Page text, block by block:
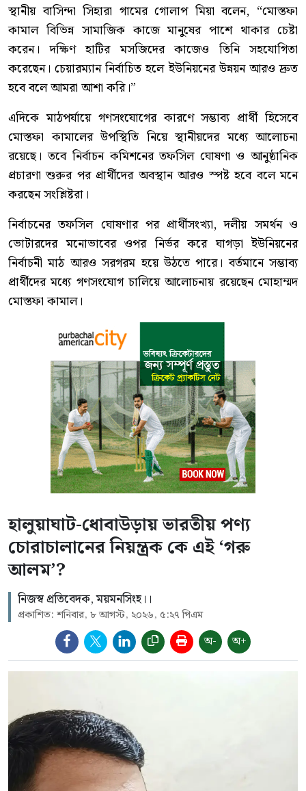
স্থানীয় বাসিন্দা সিহারা গামের গোলাপ মিয়া বলেন, “মোস্তফা
কামাল বিভিন্ন সামাজিক কাজে মানুষের পাশে থাকার চেষ্টা
করেন। দক্ষিণ হাটির মসজিদের কাজেও তিনি সহযোগিতা
করেছেন। চেয়ারম্যান নির্বাচিত হলে ইউনিয়নের উন্নয়ন আরও দ্রুত
হবে বলে আমরা আশা করি।”
এদিকে মাঠপর্যায়ে গণসংযোগের কারণে সম্ভাব্য প্রার্থী হিসেবে
মোস্তফা কামালের উপস্থিতি নিয়ে স্থানীয়দের মধ্যে আলোচনা
রয়েছে। তবে নির্বাচন কমিশনের তফসিল ঘোষণা ও আনুষ্ঠানিক
প্রচারণা শুরুর পর প্রার্থীদের অবস্থান আরও স্পষ্ট হবে বলে মনে
করছেন সংশ্লিষ্টরা।
নির্বাচনের তফসিল ঘোষণার পর প্রার্থীসংখ্যা, দলীয় সমর্থন ও
ভোটারদের মনোভাবের ওপর নির্ভর করে ঘাগড়া ইউনিয়নের
নির্বাচনী মাঠ আরও সরগরম হয়ে উঠতে পারে। বর্তমানে সম্ভাব্য
প্রার্থীদের মধ্যে গণসংযোগ চালিয়ে আলোচনায় রয়েছেন মোহাম্মদ
মোস্তফা কামাল।
হালুয়াঘাট-ধোবাউড়ায় ভারতীয় পণ্য
চোরাচালানের নিয়ন্ত্রক কে এই ‘গরু
আলম’?
নিজস্ব প্রতিবেদক, ময়মনসিংহ।।
প্রকাশিত: শনিবার, ৮ আগস্ট, ২০২৬, ৫:২৭ পিএম
অ- অ+